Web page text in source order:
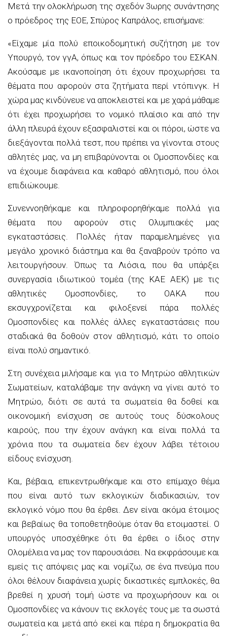
Μετά την ολοκλήρωση της σχεδόν 3ωρης συνάντησης
ο πρόεδρος της ΕΟΕ, Σπύρος Καπράλος, επισήμανε:
«Είχαμε μία πολύ εποικοδομητική συζήτηση με τον
Υπουργό, τον γγΑ, όπως και τον πρόεδρο του ΕΣΚΑΝ.
Ακούσαμε με ικανοποίηση ότι έχουν προχωρήσει τα
θέματα που αφορούν στα ζητήματα περί ντόπινγκ. Η
χώρα μας κινδύνευε να αποκλειστεί και με χαρά μάθαμε
ότι έχει προχωρήσει το νομικό πλαίσιο και από την
άλλη πλευρά έχουν εξασφαλιστεί και οι πόροι, ώστε να
διεξάγονται πολλά τεστ, που πρέπει να γίνονται στους
αθλητές μας, να μη επιβαρύνονται οι Ομοσπονδίες και
να έχουμε διαφάνεια και καθαρό αθλητισμό, που όλοι
επιδιώκουμε.
Συνεννοηθήκαμε και πληροφορηθήκαμε πολλά για
θέματα που αφορούν στις Ολυμπιακές μας
εγκαταστάσεις. Πολλές ήταν παραμελημένες για
μεγάλο χρονικό διάστημα και θα ξαναβρούν τρόπο να
λειτουργήσουν. Όπως τα Λιόσια, που θα υπάρξει
συνεργασία ιδιωτικού τομέα (της ΚΑΕ ΑΕΚ) με τις
αθλητικές Ομοσπονδίες, το ΟΑΚΑ που
εκσυγχρονίζεται και φιλοξενεί πάρα πολλές
Ομοσπονδίες και πολλές άλλες εγκαταστάσεις που
σταδιακά θα δοθούν στον αθλητισμό, κάτι το οποίο
είναι πολύ σημαντικό.
Στη συνέχεια μιλήσαμε και για το Μητρώο αθλητικών
Σωματείων, καταλάβαμε την ανάγκη να γίνει αυτό το
Μητρώο, διότι σε αυτά τα σωματεία θα δοθεί και
οικονομική ενίσχυση σε αυτούς τους δύσκολους
καιρούς, που την έχουν ανάγκη και είναι πολλά τα
χρόνια που τα σωματεία δεν έχουν λάβει τέτοιου
είδους ενίσχυση.
Και, βέβαια, επικεντρωθήκαμε και στο επίμαχο θέμα
που είναι αυτό των εκλογικών διαδικασιών, τον
εκλογικό νόμο που θα έρθει. Δεν είναι ακόμα έτοιμος
και βεβαίως θα τοποθετηθούμε όταν θα ετοιμαστεί. Ο
υπουργός υποσχέθηκε ότι θα έρθει ο ίδιος στην
Ολομέλεια να μας τον παρουσιάσει. Να εκφράσουμε και
εμείς τις απόψεις μας και νομίζω, σε ένα πνεύμα που
όλοι θέλουν διαφάνεια χωρίς δικαστικές εμπλοκές, θα
βρεθεί η χρυσή τομή ώστε να προχωρήσουν και οι
Ομοσπονδίες να κάνουν τις εκλογές τους με τα σωστά
σωματεία και μετά από εκεί και πέρα η δημοκρατία θα